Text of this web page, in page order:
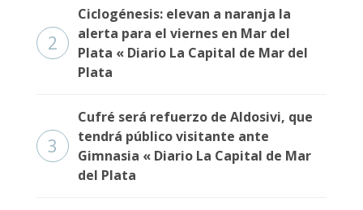
2
Ciclogénesis: elevan a naranja la
alerta para el viernes en Mar del
Plata « Diario La Capital de Mar del
Plata
3
Cufré será refuerzo de Aldosivi, que
tendrá público visitante ante
Gimnasia « Diario La Capital de Mar
del Plata